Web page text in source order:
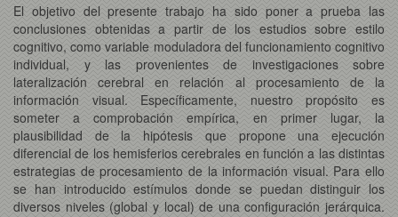
El objetivo del presente trabajo ha sido poner a prueba las
conclusiones obtenidas a partir de los estudios sobre estilo
cognitivo, como variable moduladora del funcionamiento cognitivo
individual, y las provenientes de investigaciones sobre
lateralización cerebral en relación al procesamiento de la
información visual. Específicamente, nuestro propósito es
someter a comprobación empírica, en primer lugar, la
plausibilidad de la hipótesis que propone una ejecución
diferencial de los hemisferios cerebrales en función a las distintas
estrategias de procesamiento de la información visual. Para ello
se han introducido estímulos donde se puedan distinguir los
diversos niveles (global y local) de una configuración jerárquica.